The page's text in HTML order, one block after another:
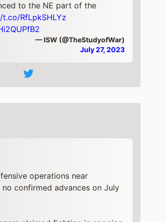
to the NE part of the
RfLpkSHLYz
— ISW (@TheStudyofWar)
July 27, 2023
operations near
no confirmed advances on July